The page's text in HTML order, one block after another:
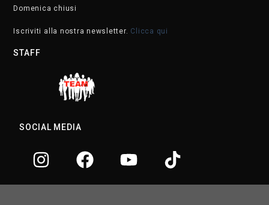
Domenica chiusi
Iscriviti alla nostra newsletter. Clicca qui
STAFF
SOCIAL MEDIA